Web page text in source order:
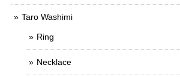
Taro Washimi
Ring
Necklace